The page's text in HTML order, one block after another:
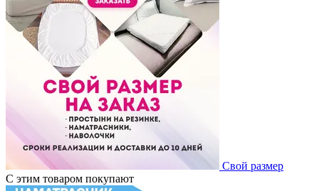
Свой размер
С этим товаром покупают